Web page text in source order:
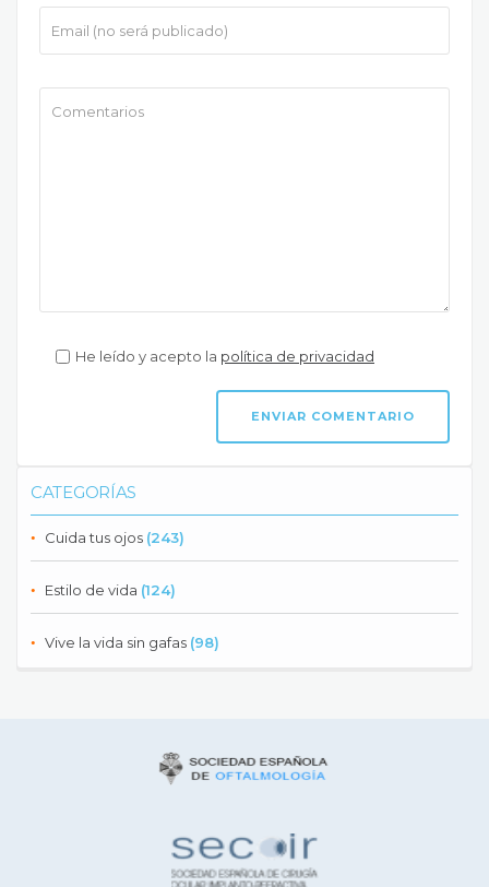
He leído y acepto la política de privacidad
CATEGORÍAS
Cuida tus ojos (243)
Estilo de vida (124)
Vive la vida sin gafas (98)